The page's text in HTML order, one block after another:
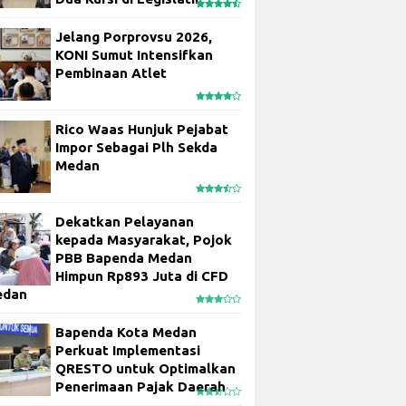
Jelang Porprovsu 2026,
KONI Sumut Intensifkan
Pembinaan Atlet
Rico Waas Hunjuk Pejabat
Impor Sebagai Plh Sekda
Medan
Dekatkan Pelayanan
kepada Masyarakat, Pojok
PBB Bapenda Medan
Himpun Rp893 Juta di CFD
Bapenda Kota Medan
Perkuat Implementasi
QRESTO untuk Optimalkan
Penerimaan Pajak Daerah